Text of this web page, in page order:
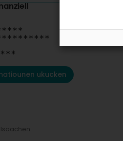
∗∗∗∗∗∗∗∗∗∗
ukucken